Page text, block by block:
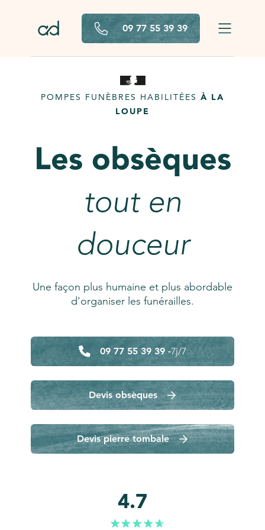
09 77 55 39 39
POMPES FUNÈBRES HABILITÉES À LA
LOUPE
Les obsèques
tout en
douceur
Une façon plus humaine et plus abordable
d'organiser les funérailles.
09 77 55 39 39 -7j/7
Devis obsèques
Devis pierre tombale
4.7